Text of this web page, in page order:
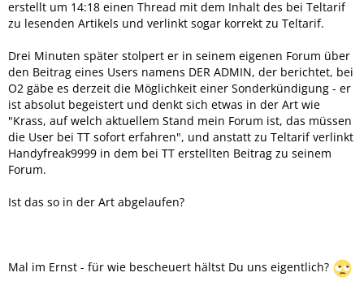
erstellt um 14:18 einen Thread mit dem Inhalt des bei Teltarif
zu lesenden Artikels und verlinkt sogar korrekt zu Teltarif.
Drei Minuten später stolpert er in seinem eigenen Forum über
den Beitrag eines Users namens DER ADMIN, der berichtet, bei
O2 gäbe es derzeit die Möglichkeit einer Sonderkündigung - er
ist absolut begeistert und denkt sich etwas in der Art wie
"Krass, auf welch aktuellem Stand mein Forum ist, das müssen
die User bei TT sofort erfahren", und anstatt zu Teltarif verlinkt
Handyfreak9999 in dem bei TT erstellten Beitrag zu seinem
Forum.
Ist das so in der Art abgelaufen?
Mal im Ernst - für wie bescheuert hältst Du uns eigentlich?